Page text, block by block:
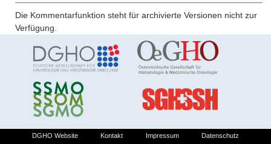
Die Kommentarfunktion steht für archivierte Versionen nicht zur
Verfügung.
DGHO Website Kontakt Impressum Datenschutz